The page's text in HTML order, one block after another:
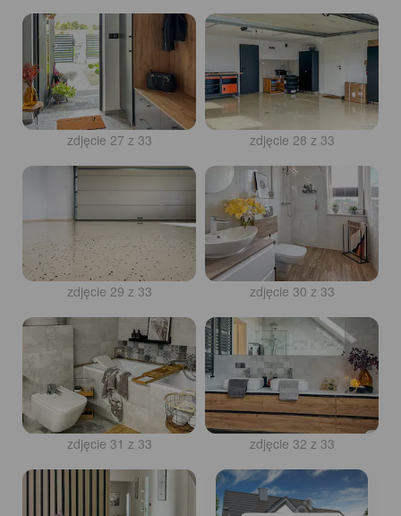
zdjęcie 27 z 33 zdjęcie 28 z 33
zdjęcie 29 z 33 zdjęcie 30 z 33
zdjęcie 31 z 33 zdjęcie 32 z 33